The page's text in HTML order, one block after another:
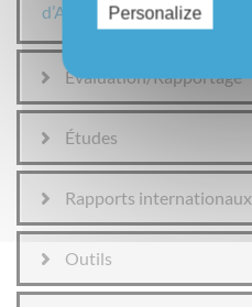
d’Adaptation (EN)
Evaluation/Rapportage
Études
Rapports internationaux
Outils
Personalize